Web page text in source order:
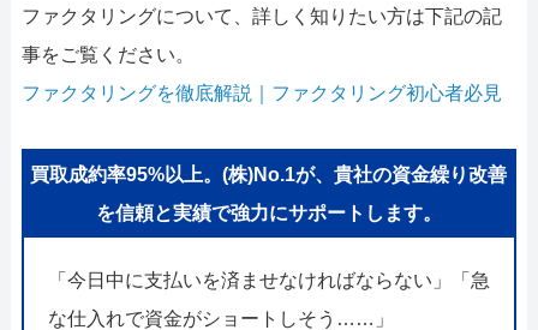
ファクタリングについて、詳しく知りたい方は下記の記
事をご覧ください。
ファクタリングを徹底解説｜ファクタリング初心者必見
買取成約率95%以上。(株)No.1が、貴社の資金繰り改善
を信頼と実績で強力にサポートします。
「今日中に支払いを済ませなければならない」「急
な仕入れで資金がショートしそう……」